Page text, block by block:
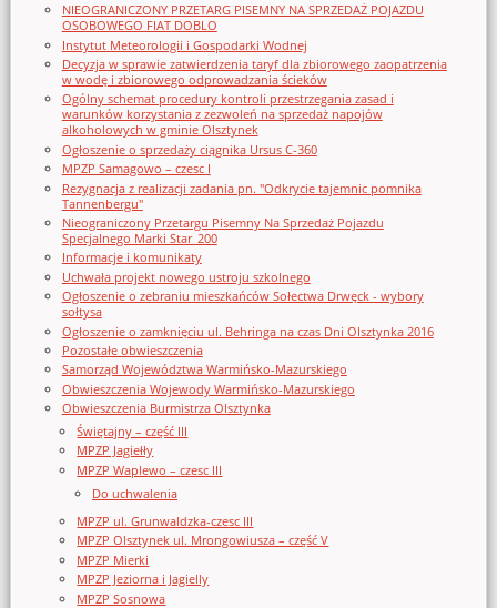
NIEOGRANICZONY PRZETARG PISEMNY NA SPRZEDAŻ POJAZDU
OSOBOWEGO FIAT DOBLO
Instytut Meteorologii i Gospodarki Wodnej
Decyzja w sprawie zatwierdzenia taryf dla zbiorowego zaopatrzenia
w wodę i zbiorowego odprowadzania ścieków
Ogólny schemat procedury kontroli przestrzegania zasad i
warunków korzystania z zezwoleń na sprzedaż napojów
alkoholowych w gminie Olsztynek
Ogłoszenie o sprzedaży ciągnika Ursus C-360
MPZP Samagowo – czesc I
Rezygnacja z realizacji zadania pn. "Odkrycie tajemnic pomnika
Tannenbergu"
Nieograniczony Przetargu Pisemny Na Sprzedaż Pojazdu
Specjalnego Marki Star_200
Informacje i komunikaty
Uchwała projekt nowego ustroju szkolnego
Ogłoszenie o zebraniu mieszkańców Sołectwa Drwęck - wybory
sołtysa
Ogłoszenie o zamknięciu ul. Behringa na czas Dni Olsztynka 2016
Pozostałe obwieszczenia
Samorząd Województwa Warmińsko-Mazurskiego
Obwieszczenia Wojewody Warmińsko-Mazurskiego
Obwieszczenia Burmistrza Olsztynka
Świętajny – część III
MPZP Jagiełły
MPZP Waplewo – czesc III
Do uchwalenia
MPZP ul. Grunwaldzka-czesc III
MPZP Olsztynek ul. Mrongowiusza – część V
MPZP Mierki
MPZP Jeziorna i Jagielly
MPZP Sosnowa